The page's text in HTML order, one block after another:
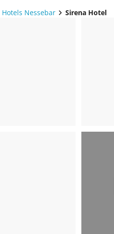
Hotels Nessebar Sirena Hotel